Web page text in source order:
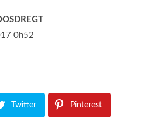
0h52
Twitter Pinterest